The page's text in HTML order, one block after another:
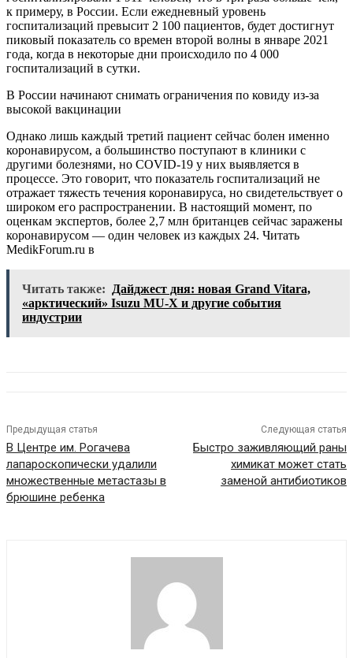
к примеру, в России. Если ежедневный уровень
госпитализаций превысит 2 100 пациентов, будет достигнут
пиковый показатель со времен второй волны в январе 2021
года, когда в некоторые дни происходило по 4 000
госпитализаций в сутки.
В России начинают снимать ограничения по ковиду из-за
высокой вакцинации
Однако лишь каждый третий пациент сейчас болен именно
коронавирусом, а большинство поступают в клиники с
другими болезнями, но COVID-19 у них выявляется в
процессе. Это говорит, что показатель госпитализаций не
отражает тяжесть течения коронавируса, но свидетельствует о
широком его распространении. В настоящий момент, по
оценкам экспертов, более 2,7 млн британцев сейчас заражены
коронавирусом — один человек из каждых 24. Читать
MedikForum.ru в
Читать также:
Дайджест дня: новая Grand Vitara,
«арктический» Isuzu MU-X и другие события
индустрии
Предыдущая статья
В Центре им. Рогачева
лапароскопически удалили
множественные метастазы в
брюшине ребенка
Следующая статья
Быстро заживляющий раны
химикат может стать
заменой антибиотиков